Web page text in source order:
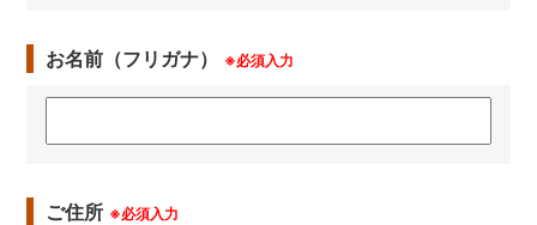
お名前（フリガナ） ※必須入力
ご住所 ※必須入力